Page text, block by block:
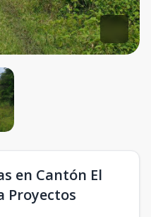
en Cantón El
Proyectos